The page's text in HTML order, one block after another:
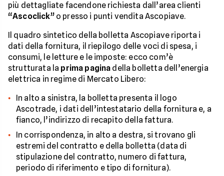
più dettagliate facendone richiesta dall’area clienti
“Ascoclick”o presso i punti vendita Ascopiave.
Il quadro sintetico della bolletta Ascopiave riporta i
dati della fornitura, il riepilogo delle voci di spesa, i
consumi, le letture e le imposte: ecco com’è
strutturata la prima pagina della bolletta dell’energia
elettrica in regime di Mercato Libero:
In alto a sinistra, la bolletta presenta il logo
Ascotrade, i dati dell’intestatario della fornitura e, a
fianco, l’indirizzo di recapito della fattura.
In corrispondenza, in alto a destra, si trovano gli
estremi del contratto e della bolletta (data di
stipulazione del contratto, numero di fattura,
periodo di riferimento e tipo di fornitura).